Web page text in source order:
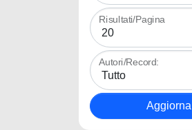
Risultati/Pagina
Autori/Record: